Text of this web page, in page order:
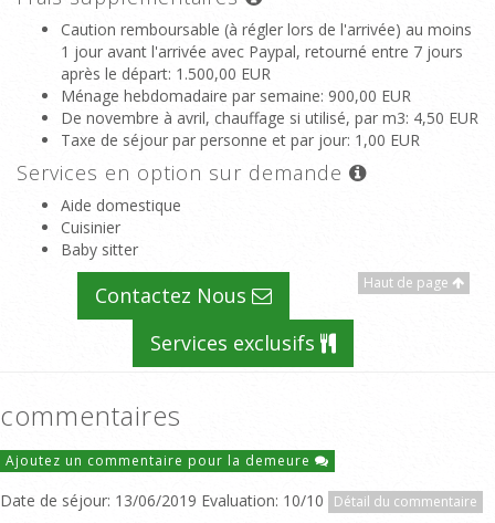
Caution remboursable (à régler lors de l'arrivée) au moins
1 jour avant l'arrivée avec Paypal, retourné entre 7 jours
après le départ: 1.500,00 EUR
Ménage hebdomadaire par semaine: 900,00 EUR
De novembre à avril, chauffage si utilisé, par m3: 4,50 EUR
Taxe de séjour par personne et par jour: 1,00 EUR
Services en option sur demande
Aide domestique
Cuisinier
Baby sitter
Haut de page
Contactez Nous
Services exclusifs
commentaires
Ajoutez un commentaire pour la demeure
Date de séjour: 13/06/2019 Evaluation: 10/10 Détail du commentaire